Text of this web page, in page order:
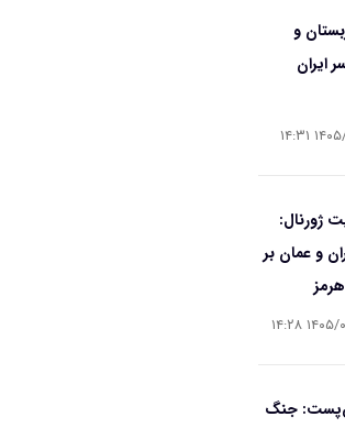
و
ایران
۱۴:۳۱
ژورنال:
و عمان بر
۱۵ ۱۴:۲۸
جنگ